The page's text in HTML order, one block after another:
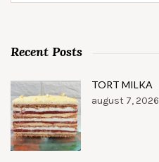
Recent Posts
TORT MILKA
august 7, 2026